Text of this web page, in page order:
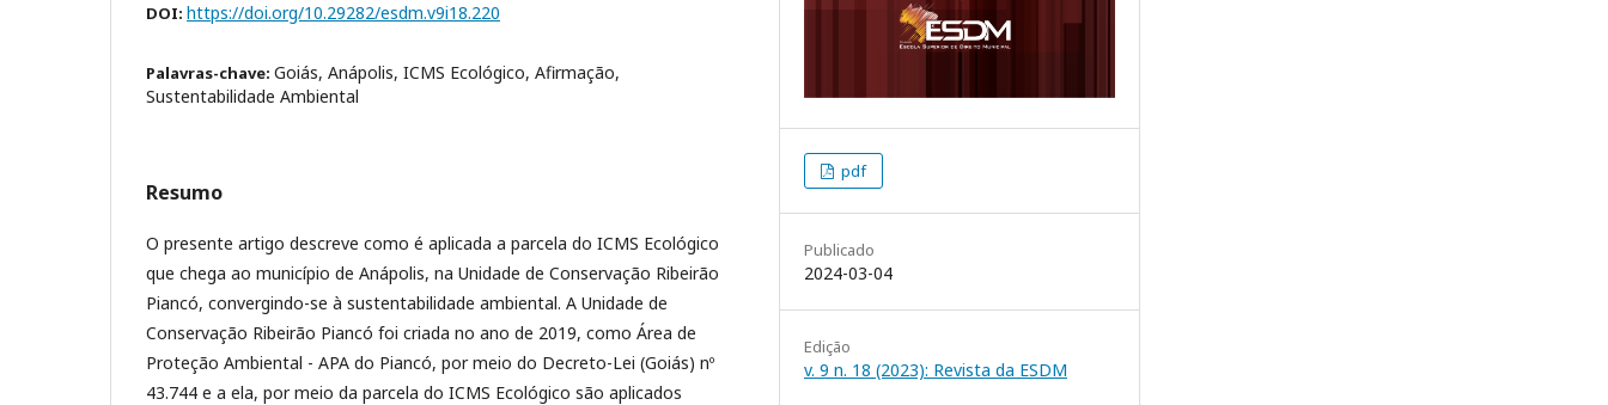
DOI: https://doi.org/10.29282/esdm.v9i18.220
Palavras-chave: Goiás, Anápolis, ICMS Ecológico, Afirmação,
Sustentabilidade Ambiental
Resumo
O presente artigo descreve como é aplicada a parcela do ICMS Ecológico
que chega ao município de Anápolis, na Unidade de Conservação Ribeirão
Piancó, convergindo-se à sustentabilidade ambiental. A Unidade de
Conservação Ribeirão Piancó foi criada no ano de 2019, como Área de
Proteção Ambiental - APA do Piancó, por meio do Decreto-Lei (Goiás) nº
43.744 e a ela, por meio da parcela do ICMS Ecológico são aplicados
pdf
Publicado
2024-03-04
Edição
v. 9 n. 18 (2023): Revista da ESDM